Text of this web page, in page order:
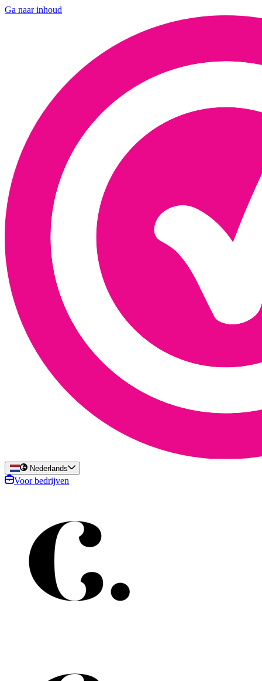
Ga naar inhoud
Nederlands
Voor bedrijven